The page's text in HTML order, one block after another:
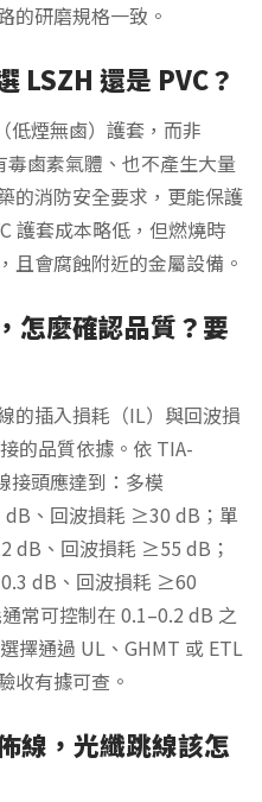
的研磨規格一致。
LSZH 還是 PVC？
低煙無鹵）護套，而非
毒鹵素氣體、也不產生大量
的消防安全要求，更能保護
護套成本略低，但燃燒時
且會腐蝕附近的金屬設備。
怎麼確認品質？要
的插入損耗（IL）與回波損
的品質依據。依 TIA-
接頭應達到：多模
dB、回波損耗 ≥30 dB；單
dB、回波損耗 ≥55 dB；
dB、回波損耗 ≥60
常可控制在 0.1–0.2 dB 之
擇通過 UL、GHMT 或 ETL
收有據可查。
線，光纖跳線該怎